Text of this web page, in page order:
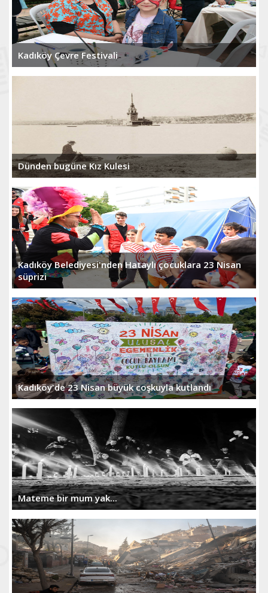
Kadıköy Çevre Festivali
Dünden bugüne Kız Kulesi
Kadıköy Belediyesi'nden Hataylı çocuklara 23 Nisan
süprizi
Kadıköy'de 23 Nisan büyük coşkuyla kutlandı
Mateme bir mum yak...